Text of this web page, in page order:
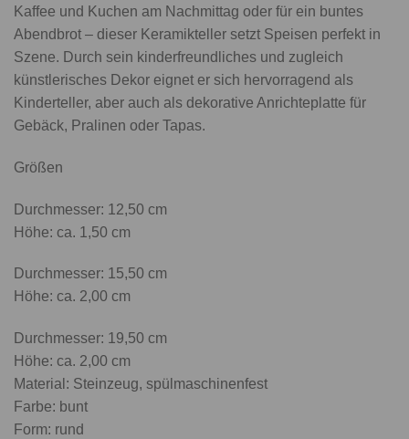
Kaffee und Kuchen am Nachmittag oder für ein buntes
Abendbrot – dieser Keramikteller setzt Speisen perfekt in
Szene. Durch sein kinderfreundliches und zugleich
künstlerisches Dekor eignet er sich hervorragend als
Kinderteller, aber auch als dekorative Anrichteplatte für
Gebäck, Pralinen oder Tapas.
Größen
Durchmesser: 12,50 cm
Höhe: ca. 1,50 cm
Durchmesser: 15,50 cm
Höhe: ca. 2,00 cm
Durchmesser: 19,50 cm
Höhe: ca. 2,00 cm
Material: Steinzeug, spülmaschinenfest
Farbe: bunt
Form: rund